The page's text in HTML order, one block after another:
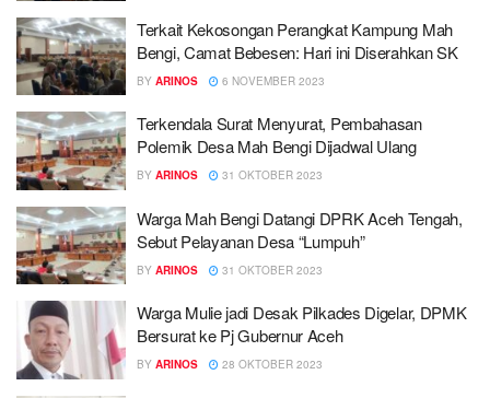
Terkait Kekosongan Perangkat Kampung Mah
Bengi, Camat Bebesen: Hari ini Diserahkan SK
BY ARINOS 6 NOVEMBER 2023
Terkendala Surat Menyurat, Pembahasan
Polemik Desa Mah Bengi Dijadwal Ulang
BY ARINOS 31 OKTOBER 2023
Warga Mah Bengi Datangi DPRK Aceh Tengah,
Sebut Pelayanan Desa “Lumpuh”
BY ARINOS 31 OKTOBER 2023
Warga Mulie jadi Desak Pilkades Digelar, DPMK
Bersurat ke Pj Gubernur Aceh
BY ARINOS 28 OKTOBER 2023